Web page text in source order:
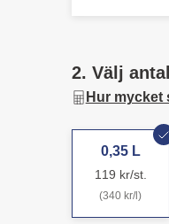
2. Välj antal
Hur mycket
0,35 L
119 kr/st.
(340 kr/l)